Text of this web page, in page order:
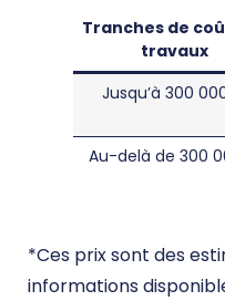
Tranches de
travaux
Jusqu’à 300
Au-delà de 300
*Ces prix sont des
informations